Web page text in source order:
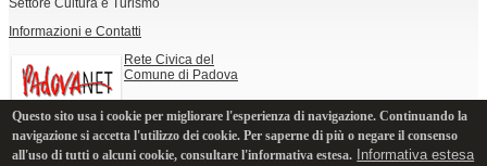
Informazioni e Contatti
Rete Civica del
Comune di Padova
Note legali, privacy e cookie
Questo sito usa i cookie per migliorare l'esperienza di navigazione. Continuando la
navigazione si accetta l'utilizzo dei cookie. Per saperne di più o negare il consenso
all'uso di tutti o alcuni cookie, consultare l'informativa estesa. Informativa estesa